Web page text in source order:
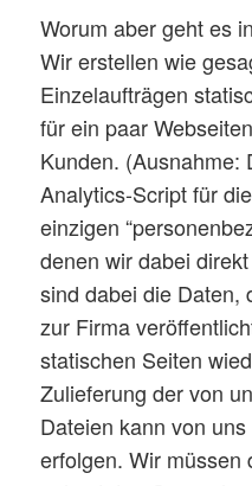
Worum aber geht es
Wir erstellen wie
Einzelaufträgen
für ein paar
Kunden. (Ausnahme:
Analytics-Script für
einzigen
denen wir dabei
sind dabei die Daten,
zur Firma
statischen Seiten
Zulieferung der von
Dateien kann von
erfolgen. Wir müssen